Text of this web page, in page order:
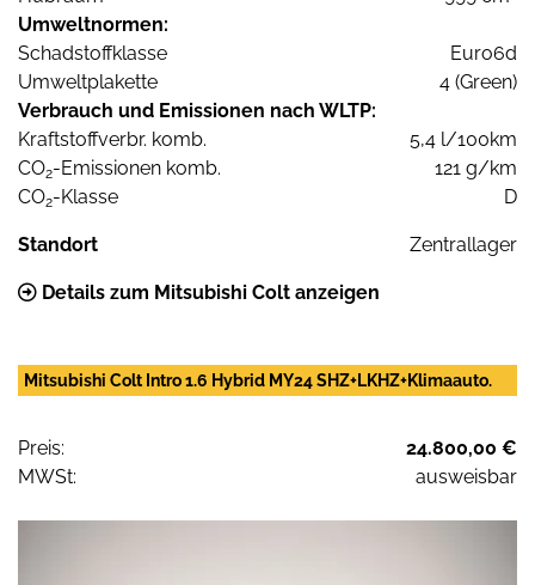
Umweltnormen:
Schadstoffklasse
Euro6d
Umweltplakette
4 (Green)
Verbrauch und Emissionen nach WLTP:
Kraftstoffverbr. komb.
5,4 l/100km
CO2-Emissionen komb.
121 g/km
CO2-Klasse D
Standort Zentrallager
Details zum Mitsubishi Colt anzeigen
Mitsubishi Colt Intro 1.6 Hybrid MY24 SHZ+LKHZ+Klimaauto.
Preis:
24.800,00 €
MWSt:
ausweisbar